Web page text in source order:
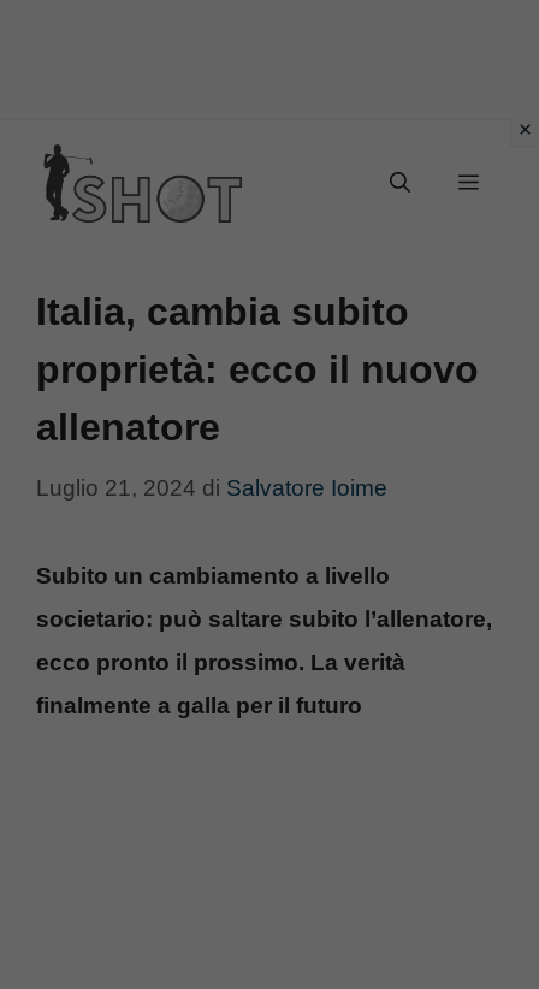
contenuto
Menu
Italia, cambia subito
proprietà: ecco il nuovo
allenatore
Luglio 21, 2024 di Salvatore Ioime
Subito un cambiamento a livello
societario: può saltare subito l’allenatore,
ecco pronto il prossimo. La verità
finalmente a galla per il futuro